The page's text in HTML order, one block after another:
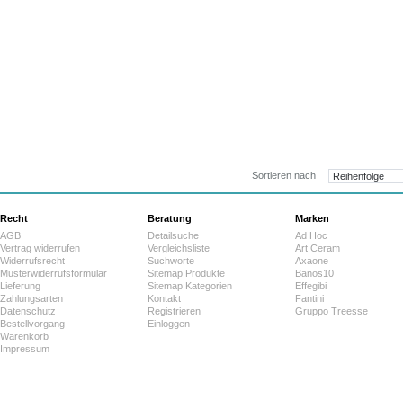
Sortieren nach
Recht
AGB
Vertrag widerrufen
Widerrufsrecht
Musterwiderrufsformular
Lieferung
Zahlungsarten
Datenschutz
Bestellvorgang
Warenkorb
Impressum
Beratung
Detailsuche
Vergleichsliste
Suchworte
Sitemap Produkte
Sitemap Kategorien
Kontakt
Registrieren
Einloggen
Marken
Ad Hoc
Art Ceram
Axaone
Banos10
Effegibi
Fantini
Gruppo Treesse